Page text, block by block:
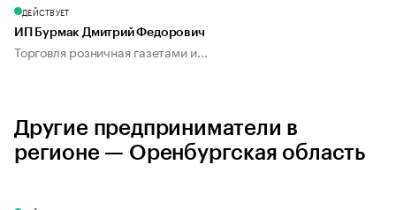
ДЕЙСТВУЕТ
ИП Бурмак Дмитрий Федорович
Торговля розничная газетами и...
Другие предприниматели в
регионе — Оренбургская область